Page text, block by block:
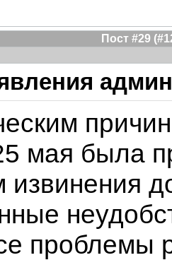
Пост #29
мая была
проблемы